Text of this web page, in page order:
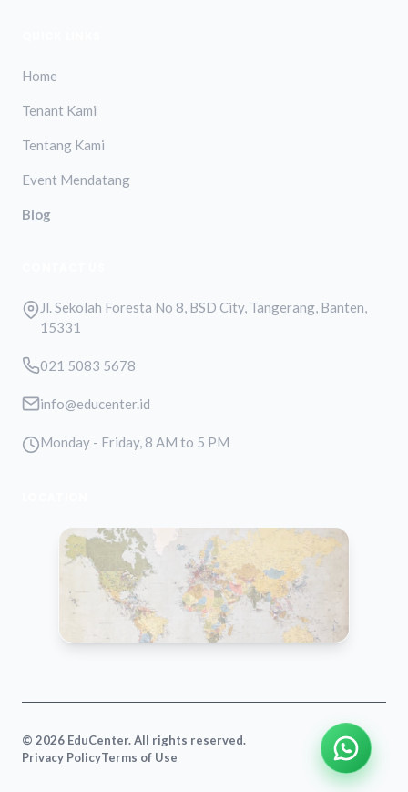
Home
Tenant Kami
Tentang Kami
Event Mendatang
Blog
Jl. Sekolah Foresta No 8, BSD City, Tangerang, Banten,
15331
021 5083 5678
info@educenter.id
Monday - Friday, 8 AM to 5 PM
© 2026 EduCenter. All rights reserved.
Privacy PolicyTerms of Use